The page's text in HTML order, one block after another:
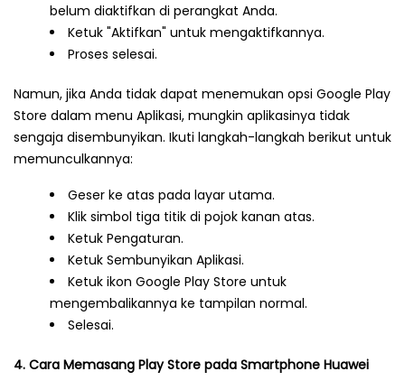
belum diaktifkan di perangkat Anda.
Ketuk "Aktifkan" untuk mengaktifkannya.
Proses selesai.
Namun, jika Anda tidak dapat menemukan opsi Google Play
Store dalam menu Aplikasi, mungkin aplikasinya tidak
sengaja disembunyikan. Ikuti langkah-langkah berikut untuk
memunculkannya:
Geser ke atas pada layar utama.
Klik simbol tiga titik di pojok kanan atas.
Ketuk Pengaturan.
Ketuk Sembunyikan Aplikasi.
Ketuk ikon Google Play Store untuk
mengembalikannya ke tampilan normal.
Selesai.
4. Cara Memasang Play Store pada Smartphone Huawei